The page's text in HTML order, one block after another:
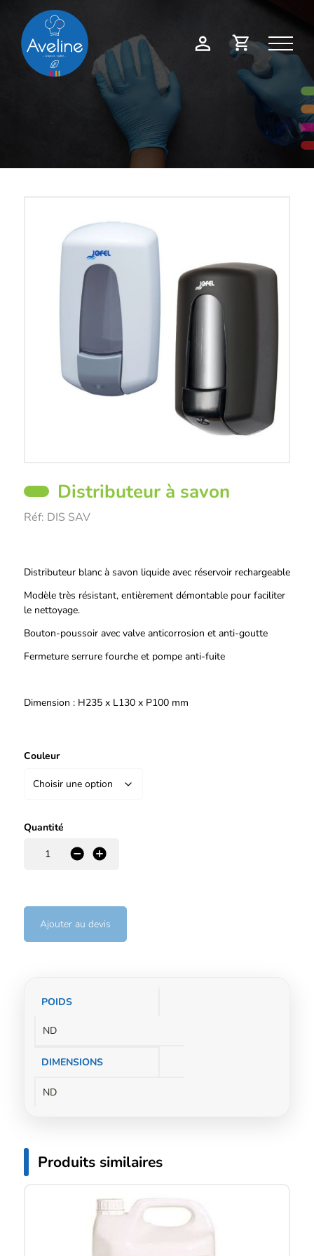
Mon
compte
Demande
de
devis
Distributeur à savon
Réf: DIS SAV
Distributeur blanc à savon liquide avec réservoir rechargeable
Modèle très résistant, entièrement démontable pour faciliter
le nettoyage.
Bouton-poussoir avec valve anticorrosion et anti-goutte
Fermeture serrure fourche et pompe anti-fuite
Dimension : H235 x L130 x P100 mm
Couleur
Quantité
+
-
Ajouter au devis
Informations
POIDS
ND
DIMENSIONS
ND
Produits similaires